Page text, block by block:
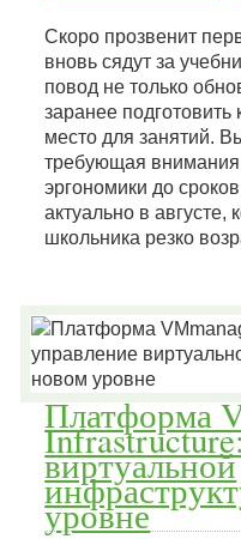
Скоро прозвенит
вновь сядут за
повод не только
заранее
место для занятий.
требующая внимания
эргономики до
актуально в августе,
школьника резко
Платформа
виртуальной
уровне